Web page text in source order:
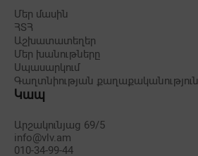
Մեր մասին
ՀՏՀ
Աշխատատեղեր
Մեր խանութները
Սպասարկում
Գաղտնիության քաղաքականություն
Կապ
Արշակունյաց 69/5
info@vlv.am
010-34-99-44